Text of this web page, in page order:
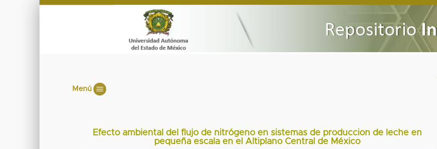
Menú
Efecto ambiental del flujo de nitrógeno en sistemas de produccion de leche en
pequeña escala en el Altiplano Central de México